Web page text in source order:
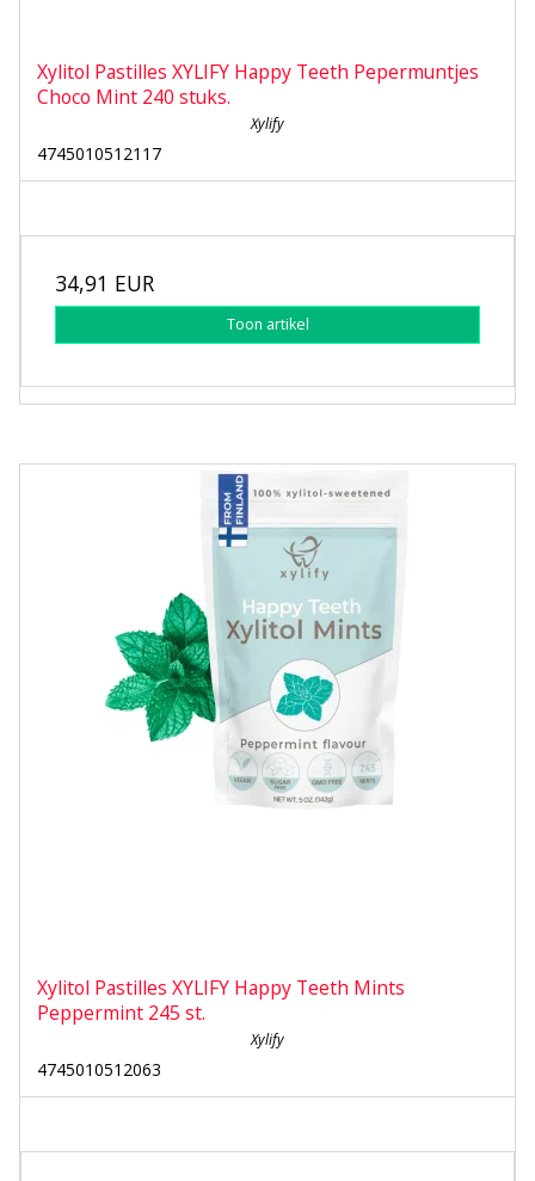
Xylitol Pastilles XYLIFY Happy Teeth Pepermuntjes
Choco Mint 240 stuks.
Xylify
4745010512117
34,91 EUR
Toon artikel
Xylitol Pastilles XYLIFY Happy Teeth Mints
Peppermint 245 st.
Xylify
4745010512063